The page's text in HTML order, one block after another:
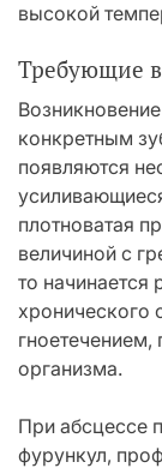
высокой
Требующие
конкретным
появляются
плотноватая
величиной с
то начинается
хронического
организма.
При абсцессе
фурункул,